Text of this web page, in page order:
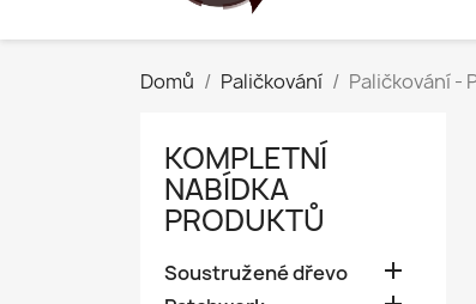
Domů Paličkování Paličkování -
KOMPLETNÍ
NABÍDKA
PRODUKTŮ
Soustružené dřevo 